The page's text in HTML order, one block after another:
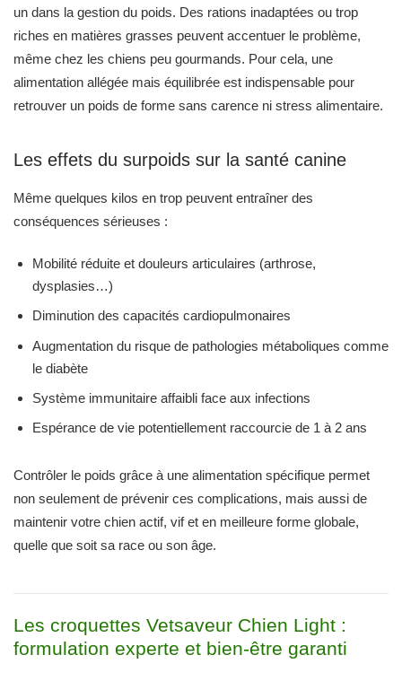
un dans la gestion du poids. Des rations inadaptées ou trop
riches en matières grasses peuvent accentuer le problème,
même chez les chiens peu gourmands. Pour cela, une
alimentation allégée mais équilibrée est indispensable pour
retrouver un poids de forme sans carence ni stress alimentaire.
Les effets du surpoids sur la santé canine
Même quelques kilos en trop peuvent entraîner des
conséquences sérieuses :
Mobilité réduite et douleurs articulaires (arthrose,
dysplasies…)
Diminution des capacités cardiopulmonaires
Augmentation du risque de pathologies métaboliques comme
le diabète
Système immunitaire affaibli face aux infections
Espérance de vie potentiellement raccourcie de 1 à 2 ans
Contrôler le poids grâce à une alimentation spécifique permet
non seulement de prévenir ces complications, mais aussi de
maintenir votre chien actif, vif et en meilleure forme globale,
quelle que soit sa race ou son âge.
Les croquettes Vetsaveur Chien Light :
formulation experte et bien-être garanti